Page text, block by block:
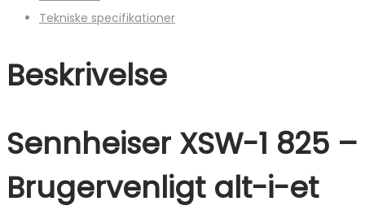
Tekniske specifikationer
Beskrivelse
Sennheiser XSW-1 825 –
Brugervenligt alt-i-et